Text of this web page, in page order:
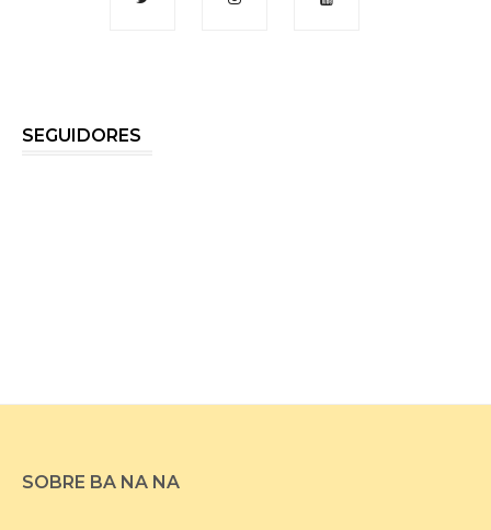
SEGUIDORES
SOBRE BA NA NA